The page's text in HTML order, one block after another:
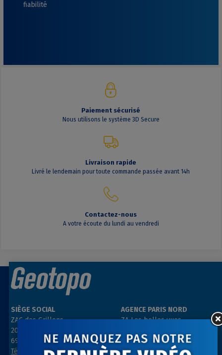
fiabilité
Paiement sécurisé
Nous utilisons le système 3D Secure
Livraison rapide
Livré le lendemain pour toute commande passée avant 14h
Contactez-nous
A votre écoute du lundi au vendredi
SIÈGE SOCIAL
ZAC des Grillons
208, rue de l’Ancienne Distillerie
69400 GLEIZÉ
Tél : 04 74 69 94 00
AGENCE PARIS NORD
ZA Les belles vues
91290 ARPAJON
Tél : 01 64 55 11 80